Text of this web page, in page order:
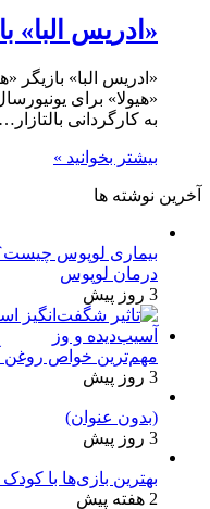
«ادریس البا»
«ادریس البا» بازیگر
«هیولا» برای
به کارگردانی بالتازار…
بیشتر بخوانید »
آخرین نوشته ها
بیماری لوپوس
درمان لوپوس
3 روز پیش
مهم‌ترین خواص روغن
3 روز پیش
(بدون عنوان)
3 روز پیش
بهترین بازی‌ها با کودک ۲ ساله
2 هفته پیش